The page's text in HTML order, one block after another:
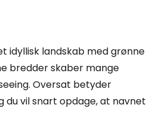
idyllisk landskab med grønne
bredder skaber mange
Oversat betyder
du vil snart opdage, at navnet